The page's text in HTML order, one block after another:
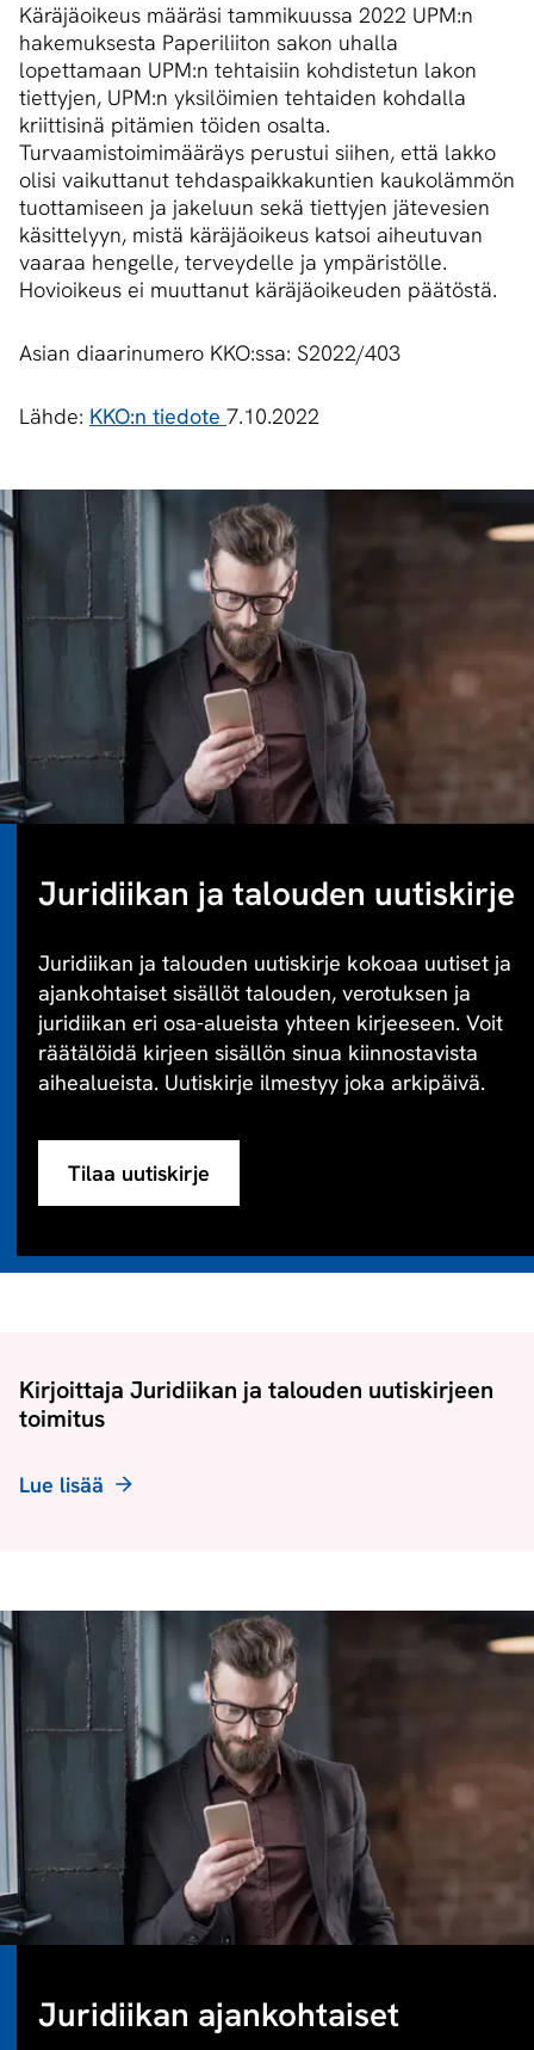
Käräjäoikeus määräsi tammikuussa 2022 UPM:n
hakemuksesta Paperiliiton sakon uhalla
lopettamaan UPM:n tehtaisiin kohdistetun lakon
tiettyjen, UPM:n yksilöimien tehtaiden kohdalla
kriittisinä pitämien töiden osalta.
Turvaamistoimimääräys perustui siihen, että lakko
olisi vaikuttanut tehdaspaikkakuntien kaukolämmön
tuottamiseen ja jakeluun sekä tiettyjen jätevesien
käsittelyyn, mistä käräjäoikeus katsoi aiheutuvan
vaaraa hengelle, terveydelle ja ympäristölle.
Hovioikeus ei muuttanut käräjäoikeuden päätöstä.
Asian diaarinumero KKO:ssa: S2022/403
Lähde: KKO:n tiedote 7.10.2022
Juridiikan ja talouden uutiskirje
Juridiikan ja talouden uutiskirje kokoaa uutiset ja
ajankohtaiset sisällöt talouden, verotuksen ja
juridiikan eri osa-alueista yhteen kirjeeseen. Voit
räätälöidä kirjeen sisällön sinua kiinnostavista
aihealueista. Uutiskirje ilmestyy joka arkipäivä.
Tilaa uutiskirje
Kirjoittaja Juridiikan ja talouden uutiskirjeen
toimitus
Lue lisää
Juridiikan ajankohtaiset